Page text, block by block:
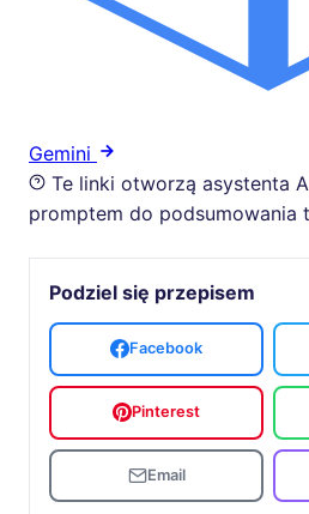
Gemini
Te linki otworzą asystenta
promptem do podsumowania
Podziel się przepisem
Facebook
Pinterest
Email